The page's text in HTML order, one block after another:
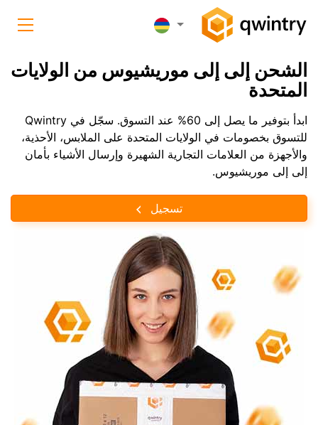
الشحن إلى إلى موريشيوس من الولايات
المتحدة
ابدأ بتوفير ما يصل إلى 60% عند التسوق. سجّل في Qwintry
للتسوق بخصومات في الولايات المتحدة على الملابس، الأحذية،
والأجهزة من العلامات التجارية الشهيرة وإرسال الأشياء بأمان
إلى إلى موريشيوس.
تسجيل